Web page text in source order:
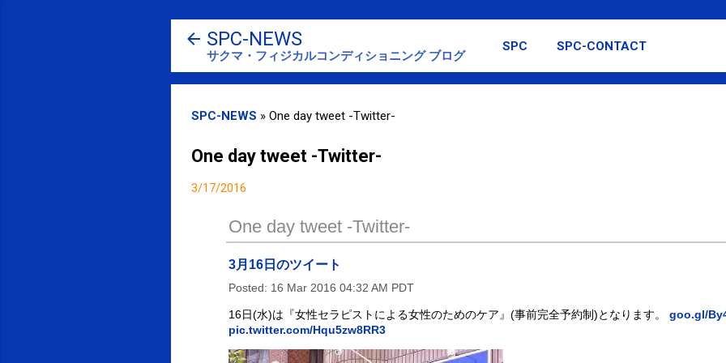
スキップしてメイン コンテンツに移動
SPC-NEWS
サクマ・フィジカルコンディショニング ブログ
SPC SPC-CONTACT
SPC-NEWS » One day tweet -Twitter-
One day tweet -Twitter-
3/17/2016
One day tweet -Twitter-
3月16日のツイート
Posted: 16 Mar 2016 04:32 AM PDT
16日(水)は『女性セラピストによる女性のためのケア』(事前完全予約制)となります。 goo.gl/
pic.twitter.com/Hqu5zw8RR3